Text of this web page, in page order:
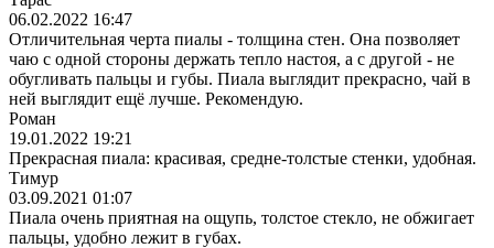
06.02.2022 16:47
Отличительная черта пиалы - толщина стен. Она позволяет
чаю с одной стороны держать тепло настоя, а с другой - не
обугливать пальцы и губы. Пиала выглядит прекрасно, чай в
ней выглядит ещё лучше. Рекомендую.
Роман
19.01.2022 19:21
Прекрасная пиала: красивая, средне-толстые стенки, удобная.
Тимур
03.09.2021 01:07
Пиала очень приятная на ощупь, толстое стекло, не обжигает
пальцы, удобно лежит в губах.